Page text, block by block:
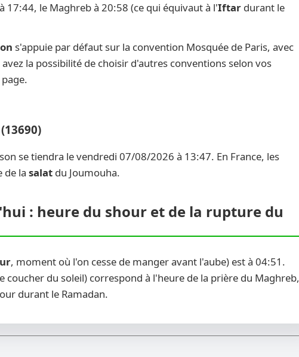
17:44, le Maghreb à 20:58 (ce qui équivaut à l'Iftar durant le
s'appuie par défaut sur la convention Mosquée de Paris, avec
la possibilité de choisir d'autres conventions selon vos
se tiendra le vendredi 07/08/2026 à 13:47. En France, les
de la salat du Joumouha.
: heure du shour et de la rupture du
, moment où l'on cesse de manger avant l'aube) est à 04:51.
coucher du soleil) correspond à l'heure de la prière du Maghreb,
durant le Ramadan.